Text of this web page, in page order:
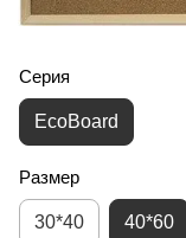
Серия
EcoBoard
Размер
30*40 40*60